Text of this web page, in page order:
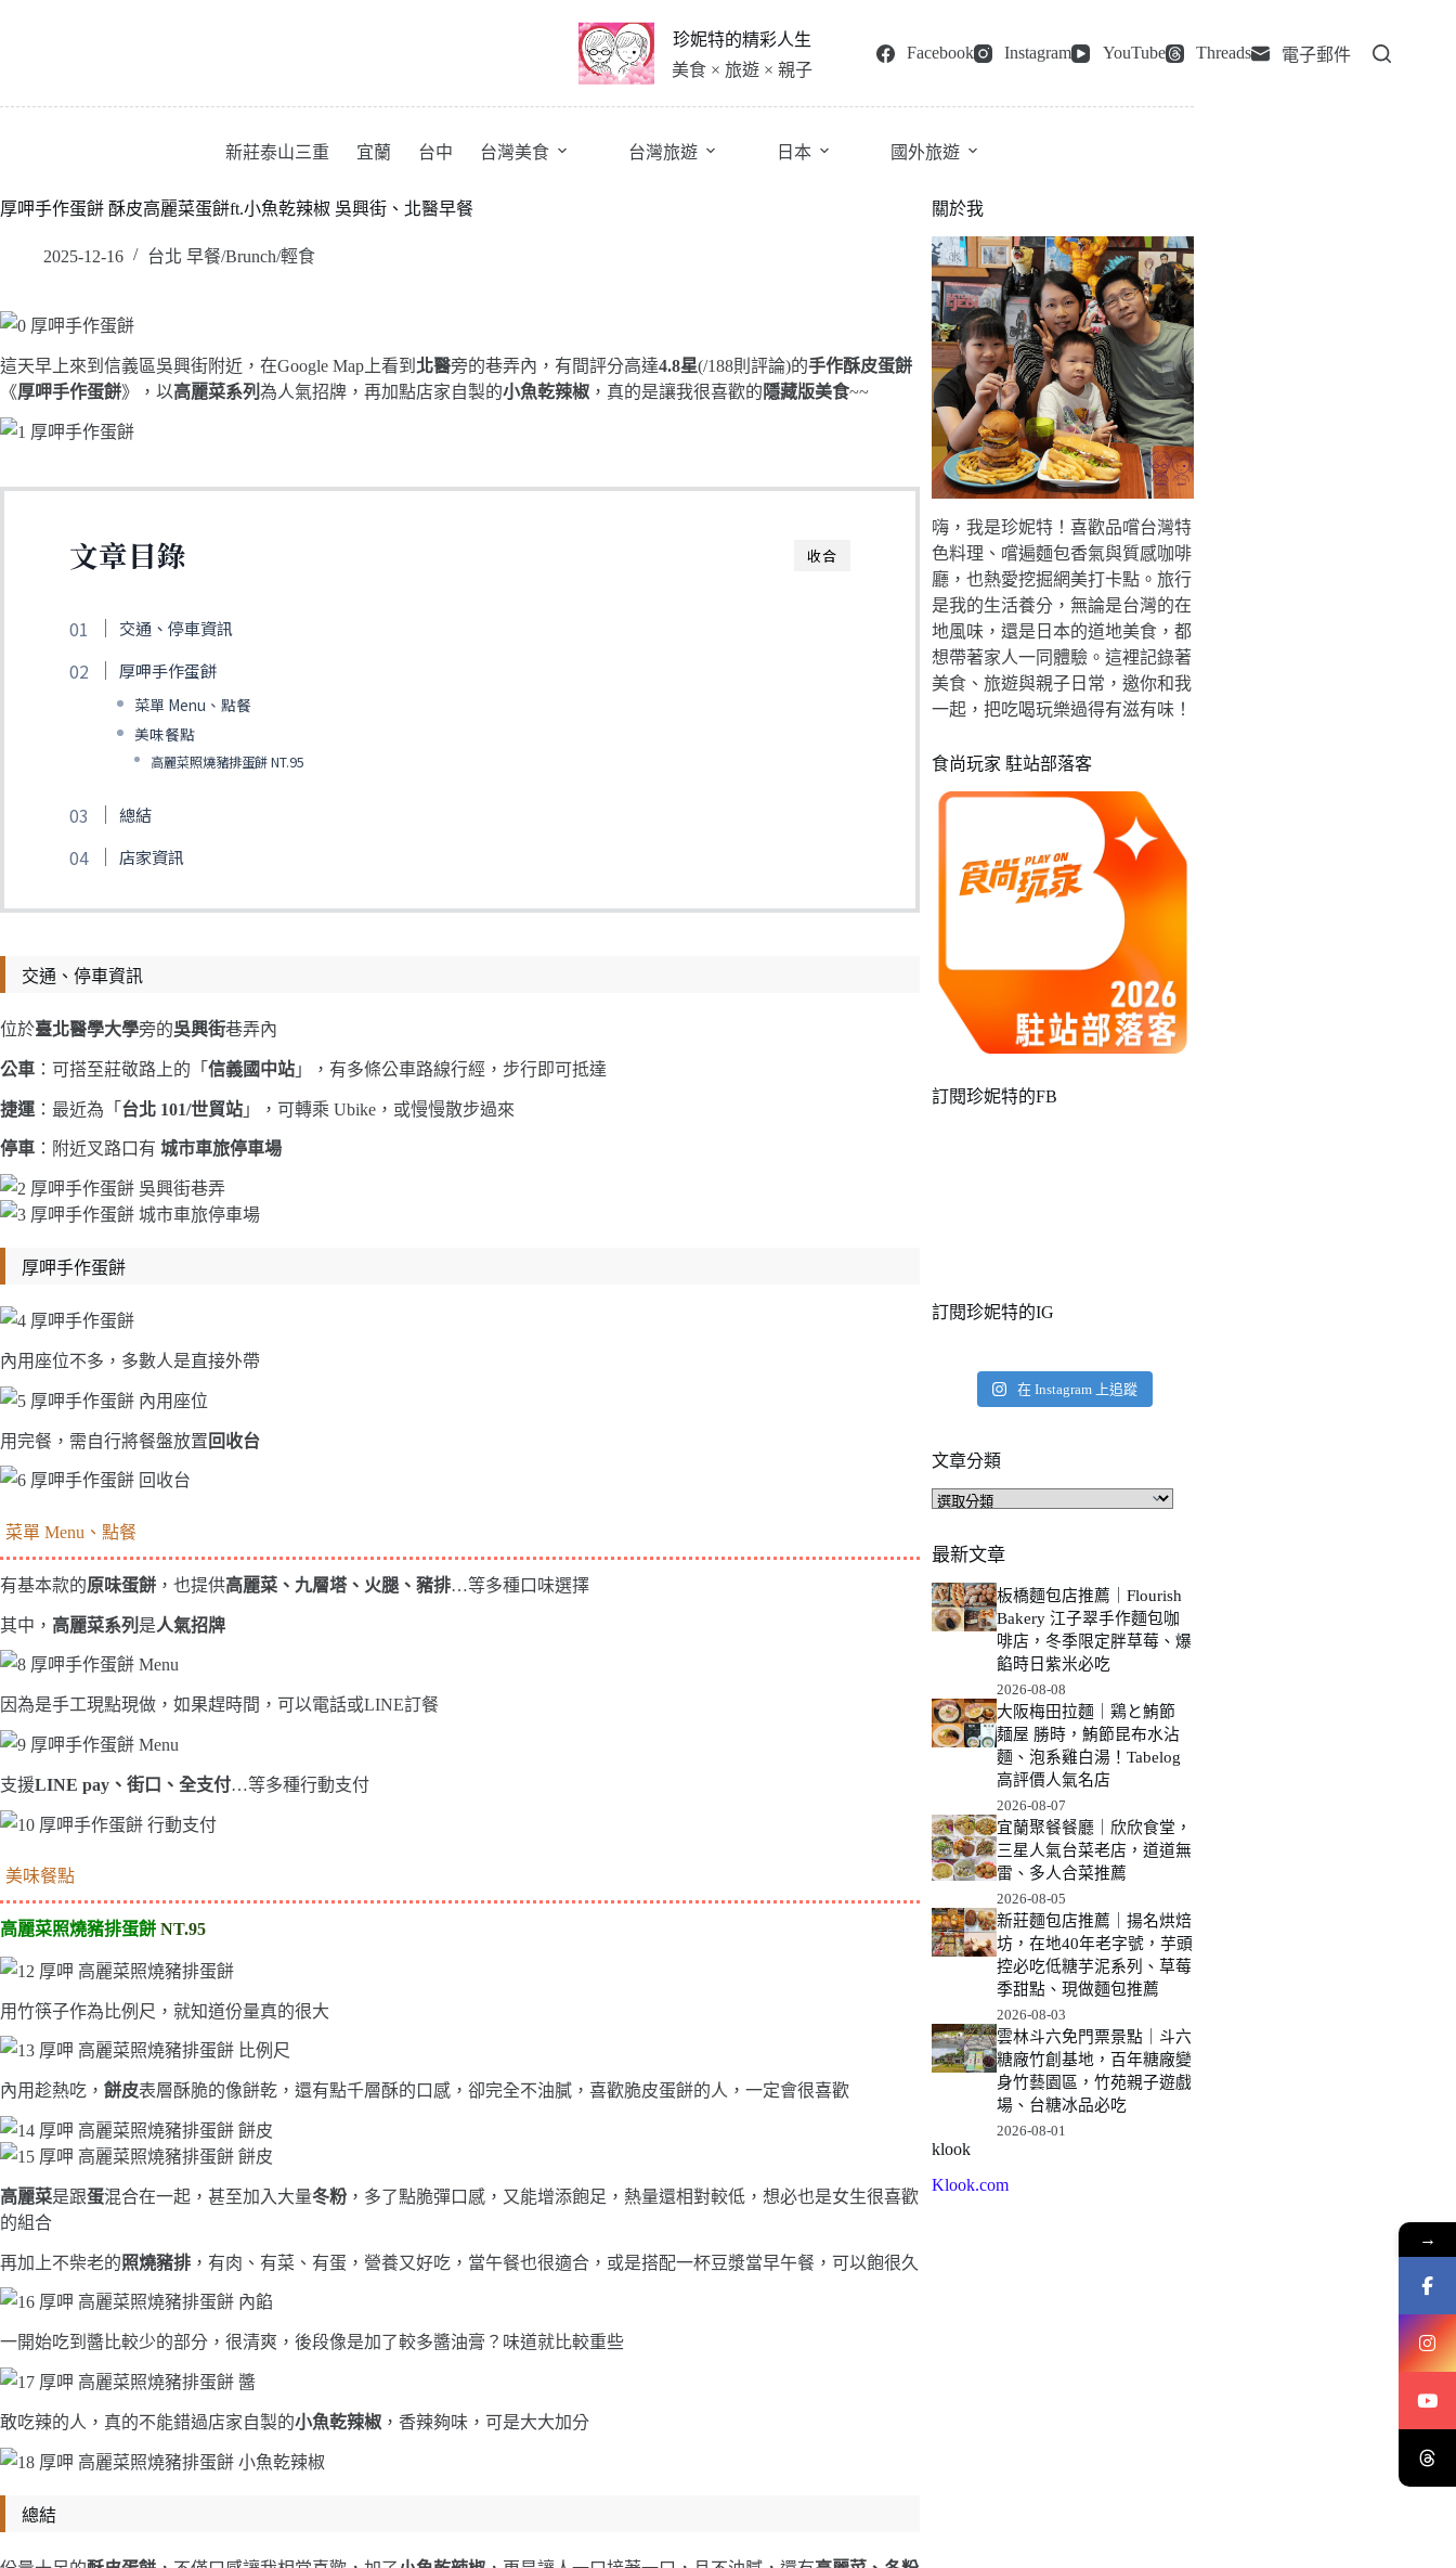
珍妮特的精彩人生
美食 × 旅遊 × 親子
Facebook Instagram YouTube Threads 電子郵件
新莊泰山三重 宜蘭 台中 台灣美食 台灣旅遊 日本 國外旅遊
厚呷手作蛋餅 酥皮高麗菜蛋餅ft.小魚乾辣椒 吳興街、北醫早餐
2025-12-16 台北 早餐/Brunch/輕食
這天早上來到信義區吳興街附近，在Google Map上看到 北醫旁的巷弄內，有間評分高達4.8星(/188則評論)的手作酥皮蛋餅
《厚呷手作蛋餅》，以高麗菜系列 為人氣招牌，再加點店家自製的小魚乾辣椒 ，真的是讓我很喜歡的 隱藏版美食~~
收合
文章目錄
交通、停車資訊
厚呷手作蛋餅
菜單 Menu、點餐
美味餐點
高麗菜照燒豬排蛋餅 NT.95
總結
店家資訊
交通、停車資訊
位於臺北醫學大學旁的吳興街巷弄內
公車 ：可搭至莊敬路上的「 信義國中站 」，有多條公車路線行經，步行即可抵達
捷運 ：最近為「 台北 101/世貿站 」，可轉乘 Ubike，或慢慢散步過來
停車 ：附近叉路口有 城市車旅停車場
厚呷手作蛋餅
內用座位不多，多數人是直接外帶
用完餐，需自行將餐盤放置 回收台
菜單 Menu、點餐
有基本款的原味蛋餅 ，也提供高麗菜、九層塔、火腿、豬排…等多種口味選擇
其中， 高麗菜系列 是人氣招牌
因為是手工現點現做，如果趕時間，可以電話或LINE訂餐
支援LINE pay、街口、全支付…等多種行動支付
美味餐點
高麗菜照燒豬排蛋餅 NT.95
用竹筷子作為比例尺，就知道份量真的很大
內用趁熱吃， 餅皮表層酥脆的像餅乾，還有點千層酥的口感，卻完全不油膩，喜歡脆皮蛋餅的人，一定會很喜歡
高麗菜是跟蛋混合在一起，甚至加入大量冬粉，多了點脆彈口感，又能增添飽足，熱量還相對較低，想必也是女生很喜歡
的組合
再加上不柴老的照燒豬排 ，有肉、有菜、有蛋，營養又好吃，當午餐也很適合，或是搭配一杯豆漿當早午餐，可以飽很久
一開始吃到醬比較少的部分，很清爽，後段像是加了較多醬油膏？味道就比較重些
敢吃辣的人，真的不能錯過店家自製的小魚乾辣椒 ，香辣夠味，可是大大加分
總結
關於我
嗨，我是珍妮特！喜歡品嚐台灣特
色料理、嚐遍麵包香氣與質感咖啡
廳，也熱愛挖掘網美打卡點。旅行
是我的生活養分，無論是台灣的在
地風味，還是日本的道地美食，都
想帶著家人一同體驗。這裡記錄著
美食、旅遊與親子日常，邀你和我
一起，把吃喝玩樂過得有滋有味！
食尚玩家 駐站部落客
訂閱珍妮特的FB
訂閱珍妮特的IG
在 Instagram 上追蹤
文章分類
文
分
類
最新文章
板橋麵包店推薦｜Flourish
Bakery 江子翠手作麵包咖
啡店，冬季限定胖草莓、爆
餡時日紫米必吃
2026-08-08
大阪梅田拉麵｜鶏と鮪節
麺屋 勝時，鮪節昆布水沾
麵、泡系雞白湯！Tabelog
高評價人氣名店
2026-08-07
宜蘭聚餐餐廳｜欣欣食堂，
三星人氣台菜老店，道道無
雷、多人合菜推薦
2026-08-05
新莊麵包店推薦｜揚名烘焙
坊，在地40年老字號，芋頭
控必吃低糖芋泥系列、草莓
季甜點、現做麵包推薦
2026-08-03
雲林斗六免門票景點｜斗六
糖廠竹創基地，百年糖廠變
身竹藝園區，竹苑親子遊戲
場、台糖冰品必吃
2026-08-01
klook
Klook.com
→